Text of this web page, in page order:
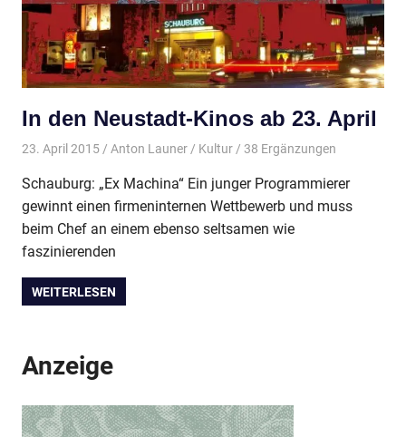
In den Neustadt-Kinos ab 23. April
23. April 2015 Anton Launer Kultur/ 38 Ergänzungen
Schauburg: „Ex Machina“ Ein junger Programmierer
gewinnt einen firmeninternen Wettbewerb und muss
beim Chef an einem ebenso seltsamen wie
faszinierenden
WEITERLESEN
Anzeige